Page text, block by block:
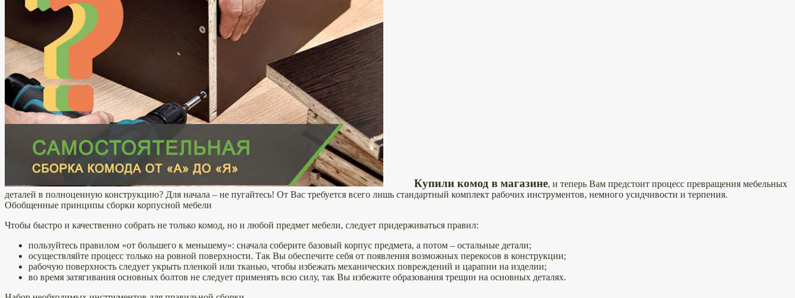
Купили комод в магазине , и теперь Вам предстоит процесс превращения мебельных
деталей в полноценную конструкцию? Для начала – не пугайтесь! От Вас требуется всего лишь стандартный комплект рабочих инструментов, немного усидчивости и терпения.
Обобщенные принципы сборки корпусной мебели
Чтобы быстро и качественно собрать не только комод, но и любой предмет мебели, следует придерживаться правил:
пользуйтесь правилом «от большего к меньшему»: сначала соберите базовый корпус предмета, а потом – остальные детали;
осуществляйте процесс только на ровной поверхности. Так Вы обеспечите себя от появления возможных перекосов в конструкции;
рабочую поверхность следует укрыть пленкой или тканью, чтобы избежать механических повреждений и царапин на изделии;
во время затягивания основных болтов не следует применять всю силу, так Вы избежите образования трещин на основных деталях.